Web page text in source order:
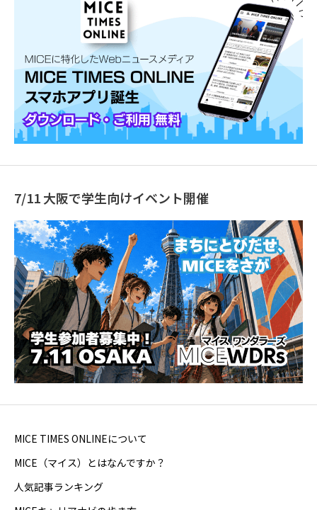
7/11 大阪で学生向けイベント開催
MICE TIMES ONLINEについて
MICE（マイス）とはなんですか？
人気記事ランキング